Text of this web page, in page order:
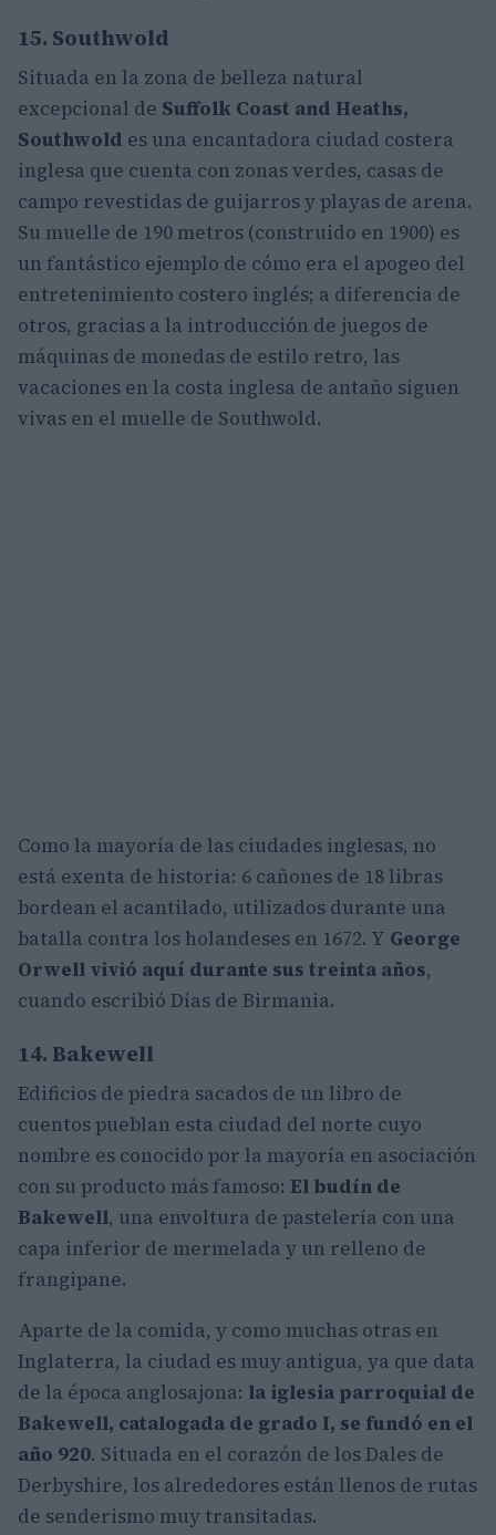
15. Southwold
Situada en la zona de belleza natural
excepcional de Suffolk Coast and Heaths,
Southwold es una encantadora ciudad costera
inglesa que cuenta con zonas verdes, casas de
campo revestidas de guijarros y playas de arena.
Su muelle de 190 metros (construido en 1900) es
un fantástico ejemplo de cómo era el apogeo del
entretenimiento costero inglés; a diferencia de
otros, gracias a la introducción de juegos de
máquinas de monedas de estilo retro, las
vacaciones en la costa inglesa de antaño siguen
vivas en el muelle de Southwold.
Como la mayoría de las ciudades inglesas, no
está exenta de historia: 6 cañones de 18 libras
bordean el acantilado, utilizados durante una
batalla contra los holandeses en 1672. Y George
Orwell vivió aquí durante sus treinta años,
cuando escribió Días de Birmania.
14. Bakewell
Edificios de piedra sacados de un libro de
cuentos pueblan esta ciudad del norte cuyo
nombre es conocido por la mayoría en asociación
con su producto más famoso: El budín de
Bakewell, una envoltura de pastelería con una
capa inferior de mermelada y un relleno de
frangipane.
Aparte de la comida, y como muchas otras en
Inglaterra, la ciudad es muy antigua, ya que data
de la época anglosajona: la iglesia parroquial de
Bakewell, catalogada de grado I, se fundó en el
año 920. Situada en el corazón de los Dales de
Derbyshire, los alrededores están llenos de rutas
de senderismo muy transitadas.